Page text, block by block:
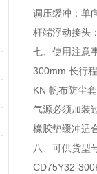
调压缓冲：单
杆端浮动接头
七、使用注意
300mm 长行
KN 帆布防尘
气源必须加装
橡胶垫缓冲适
八、可供货型
CD75Y32-